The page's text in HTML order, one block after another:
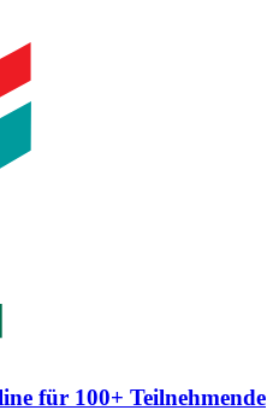
für 100+ Teilnehmende